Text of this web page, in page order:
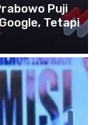
Puji
Tetapi